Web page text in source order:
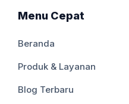
Menu Cepat
Beranda
Produk & Layanan
Blog Terbaru